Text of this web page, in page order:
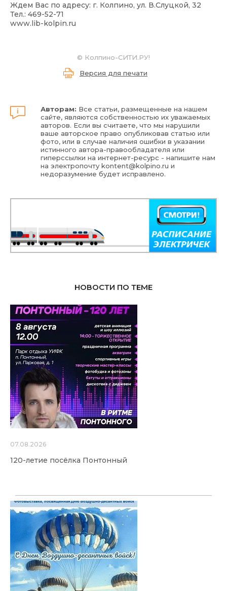
Ждем Вас по адресу: г. Колпино, ул. В.Слуцкой, 32
Тел.: 469-52-71
www.lib-kolpin.ru
© Колпино-СИТИ.РУ!
Версия для печати
Авторам: Все статьи, размещенные на нашем
сайте, являются собственностью их уважаемых
авторов. Если вы считаете, что мы нарушили
ваше авторское право опубликовав статью или
фото, или в случае наличия ошибки в указании
истинного автора-правообладателя или
гиперссылки на интернет-ресурс - напишите нам
на электропочтуkontent@kolpino.ru и
недоразумение будет исправлено.
НОВОСТИ ПО ТЕМЕ
07.08.2026
120-летие посёлка Понтонный